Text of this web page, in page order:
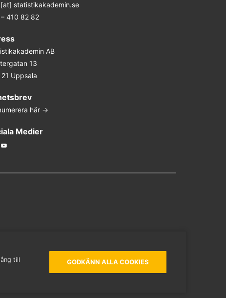
statistikakademin.se
410 82 82
AB
13
Uppsala
här ->
Medier
YouTube
till
GODKÄNN ALLA COOKIES